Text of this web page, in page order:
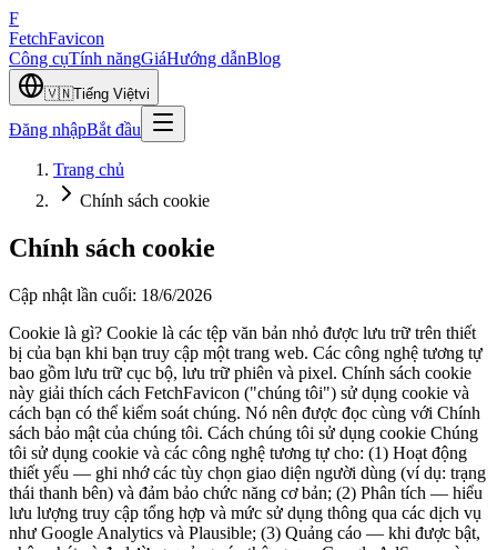
F
FetchFavicon
Công cụTính năngGiáHướng dẫnBlog
🇻🇳Tiếng Việtvi
Đăng nhậpBắt đầu
Trang chủ
Chính sách cookie
Chính sách cookie
Cập nhật lần cuối: 18/6/2026
Cookie là gì? Cookie là các tệp văn bản nhỏ được lưu trữ trên thiết
bị của bạn khi bạn truy cập một trang web. Các công nghệ tương tự
bao gồm lưu trữ cục bộ, lưu trữ phiên và pixel. Chính sách cookie
này giải thích cách FetchFavicon ("chúng tôi") sử dụng cookie và
cách bạn có thể kiểm soát chúng. Nó nên được đọc cùng với Chính
sách bảo mật của chúng tôi. Cách chúng tôi sử dụng cookie Chúng
tôi sử dụng cookie và các công nghệ tương tự cho: (1) Hoạt động
thiết yếu — ghi nhớ các tùy chọn giao diện người dùng (ví dụ: trạng
thái thanh bên) và đảm bảo chức năng cơ bản; (2) Phân tích — hiểu
lưu lượng truy cập tổng hợp và mức sử dụng thông qua các dịch vụ
như Google Analytics và Plausible; (3) Quảng cáo — khi được bật,